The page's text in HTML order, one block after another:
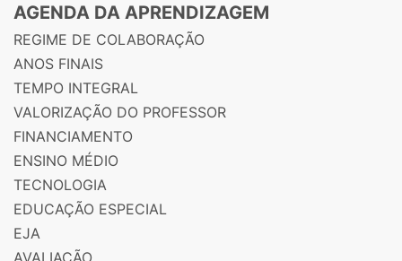
AGENDA DA APRENDIZAGEM
REGIME DE COLABORAÇÃO
ANOS FINAIS
TEMPO INTEGRAL
VALORIZAÇÃO DO PROFESSOR
FINANCIAMENTO
ENSINO MÉDIO
TECNOLOGIA
EDUCAÇÃO ESPECIAL
EJA
AVALIAÇÃO